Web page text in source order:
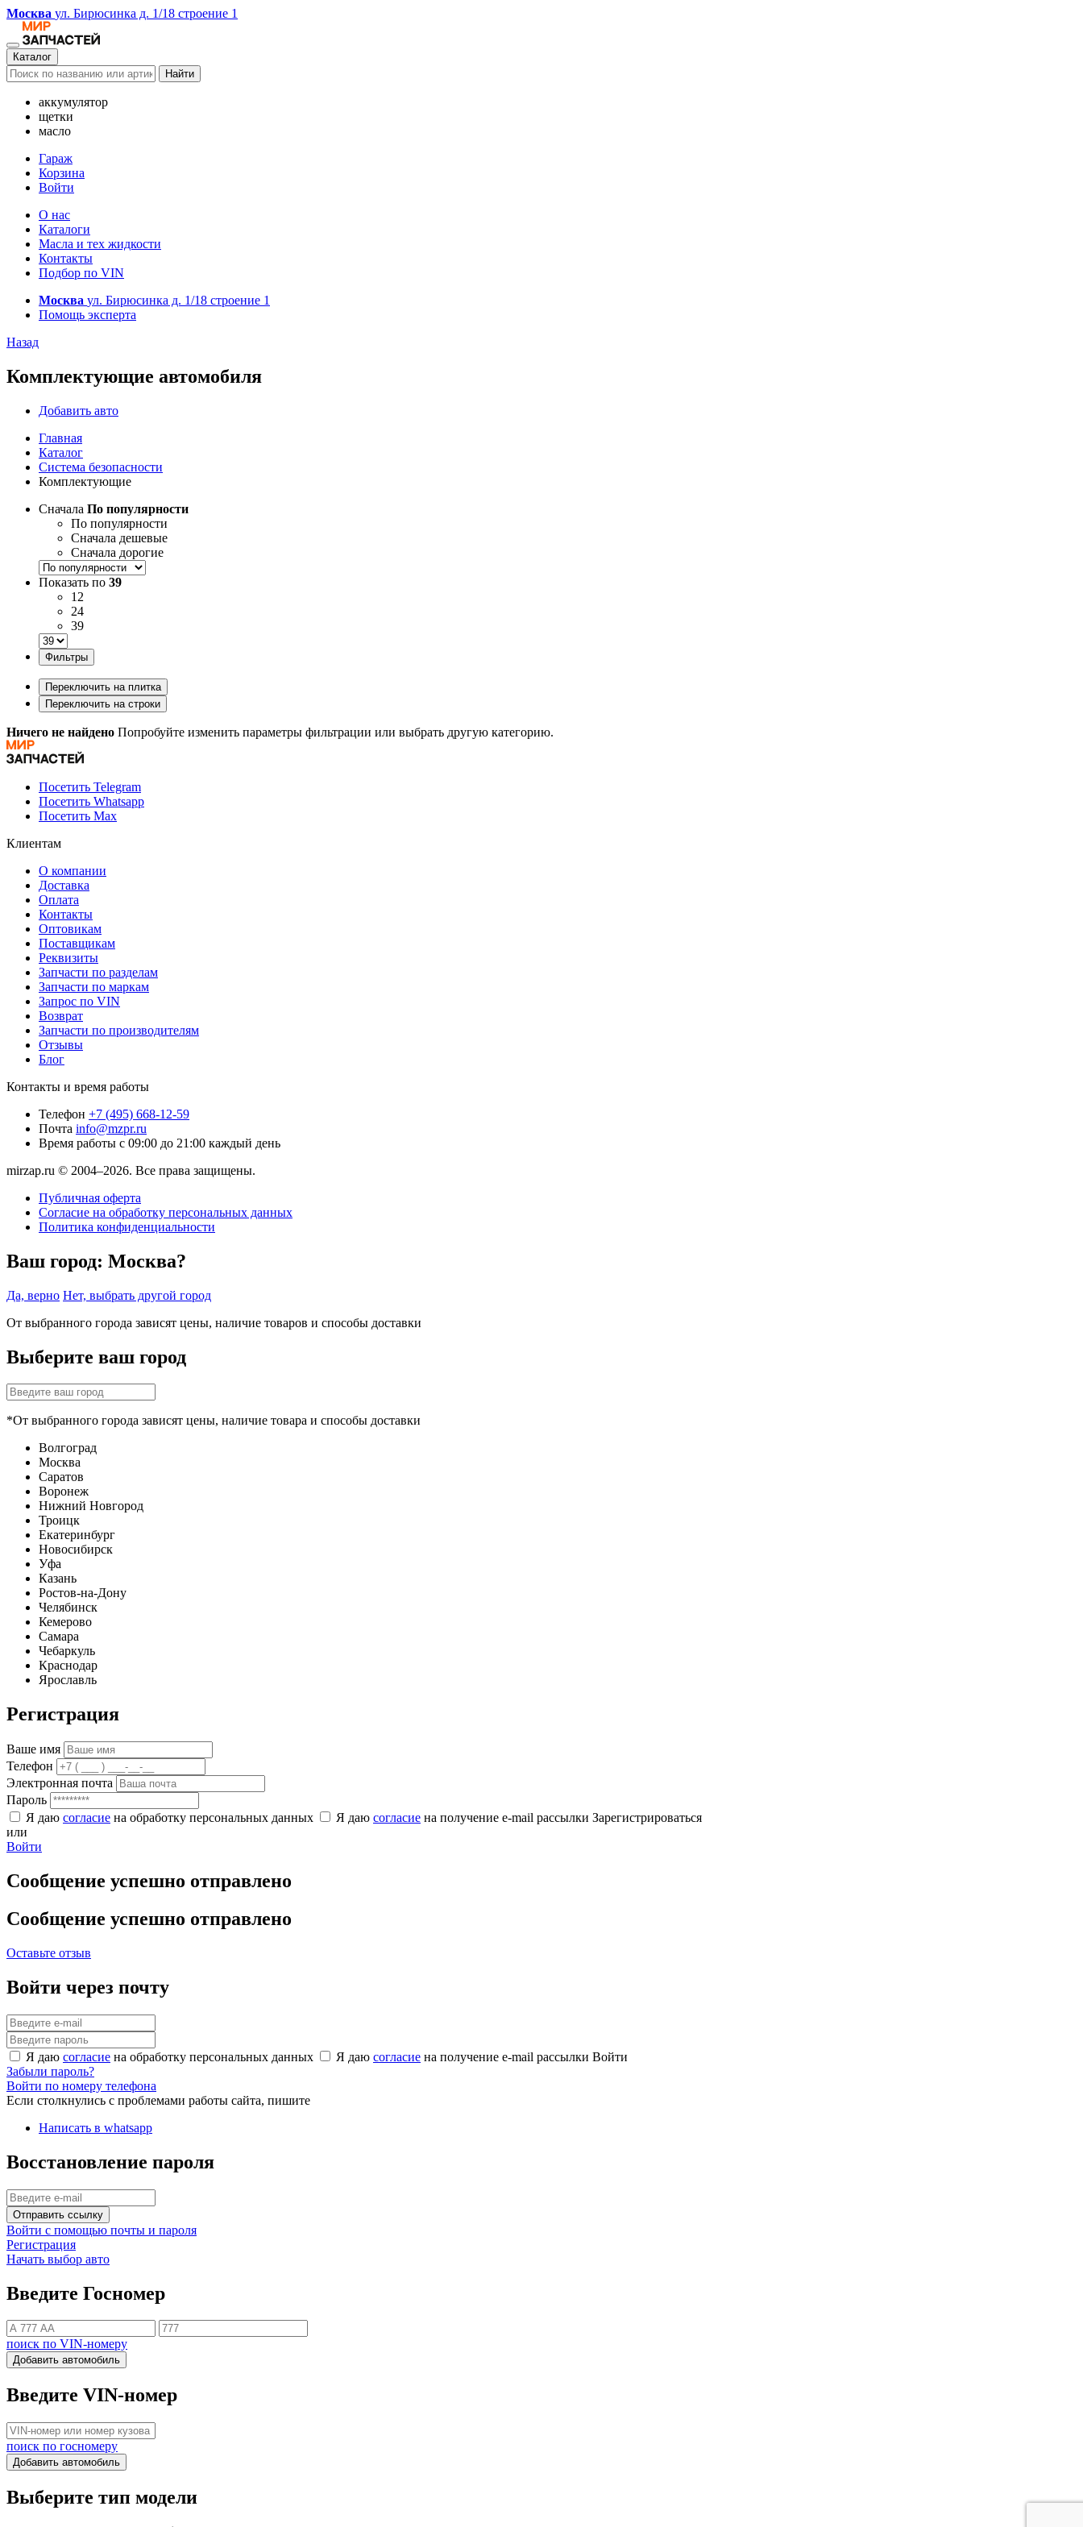
Москва ул. Бирюсинка д. 1/18 строение 1
Каталог
Найти
аккумулятор
щетки
масло
Гараж
Корзина
Войти
О нас
Каталоги
Масла и тех жидкости
Контакты
Подбор по VIN
Москва ул. Бирюсинка д. 1/18 строение 1
Помощь эксперта
Назад
Комплектующие автомобиля
Добавить авто
Главная
Каталог
Система безопасности
Комплектующие
Сначала По популярности
По популярности
Сначала дешевые
Сначала дорогие
Показать по 39
12
24
39
Фильтры
Переключить на плитка
Переключить на строки
Ничего не найдено Попробуйте изменить параметры фильтрации или выбрать другую категорию.
Посетить Telegram
Посетить Whatsapp
Посетить Max
Клиентам
О компании
Доставка
Оплата
Контакты
Оптовикам
Поставщикам
Реквизиты
Запчасти по разделам
Запчасти по маркам
Запрос по VIN
Возврат
Запчасти по производителям
Отзывы
Блог
Контакты и время работы
Телефон +7 (495) 668-12-59
Почта info@mzpr.ru
Время работы с 09:00 до 21:00 каждый день
mirzap.ru © 2004–2026. Все права защищены.
Публичная оферта
Согласие на обработку персональных данных
Политика конфиденциальности
Ваш город: Москва?
Да, верно Нет, выбрать другой город
От выбранного города зависят цены, наличие товаров и способы доставки
Выберите ваш город
*От выбранного города зависят цены, наличие товара и способы доставки
Волгоград
Москва
Саратов
Воронеж
Нижний Новгород
Троицк
Екатеринбург
Новосибирск
Уфа
Казань
Ростов-на-Дону
Челябинск
Кемерово
Самара
Чебаркуль
Краснодар
Ярославль
Регистрация
Ваше имя
Телефон
Электронная почта
Пароль
Я даю согласие на обработку персональных данных Я даю согласие на получение e-mail рассылки Зарегистрироваться
или
Войти
Сообщение успешно отправлено
Сообщение успешно отправлено
Оставьте отзыв
Войти через почту
Я даю согласие на обработку персональных данных Я даю согласие на получение e-mail рассылки Войти
Забыли пароль?
Войти по номеру телефона
Если столкнулись с проблемами работы сайта, пишите
Написать в whatsapp
Восстановление пароля
Отправить ссылку
Войти с помощью почты и пароля
Регистрация
Начать выбор авто
Введите Госномер
поиск по VIN-номеру
Добавить автомобиль
Введите VIN-номер
поиск по госномеру
Добавить автомобиль
Выберите тип модели